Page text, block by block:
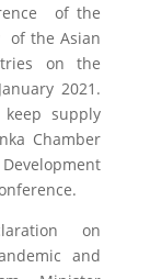
of the
of the Asian
on the
2021.
supply
Chamber
on
and